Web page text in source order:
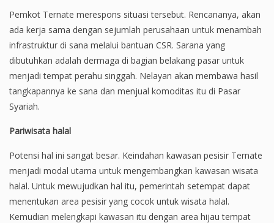
Pemkot Ternate merespons situasi tersebut. Rencananya, akan
ada kerja sama dengan sejumlah perusahaan untuk menambah
infrastruktur di sana melalui bantuan CSR. Sarana yang
dibutuhkan adalah dermaga di bagian belakang pasar untuk
menjadi tempat perahu singgah. Nelayan akan membawa hasil
tangkapannya ke sana dan menjual komoditas itu di Pasar
Syariah.
Pariwisata halal
Potensi hal ini sangat besar. Keindahan kawasan pesisir Ternate
menjadi modal utama untuk mengembangkan kawasan wisata
halal. Untuk mewujudkan hal itu, pemerintah setempat dapat
menentukan area pesisir yang cocok untuk wisata halal.
Kemudian melengkapi kawasan itu dengan area hijau tempat